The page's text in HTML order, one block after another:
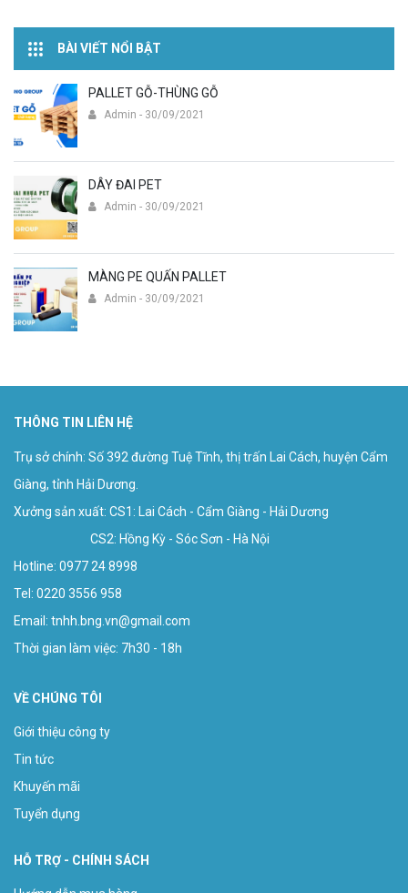
BÀI VIẾT NỔI BẬT
PALLET GỖ-THÙNG GỖ
Admin - 30/09/2021
DÂY ĐAI PET
Admin - 30/09/2021
MÀNG PE QUẤN PALLET
Admin - 30/09/2021
THÔNG TIN LIÊN HỆ
Trụ sở chính: Số 392 đường Tuệ Tĩnh, thị trấn Lai Cách, huyện Cẩm
Giàng, tỉnh Hải Dương.
Xưởng sản xuất: CS1: Lai Cách - Cẩm Giàng - Hải Dương
CS2: Hồng Kỳ - Sóc Sơn - Hà Nội
Hotline: 0977 24 8998
Tel: 0220 3556 958
Email: tnhh.bng.vn@gmail.com
Thời gian làm việc: 7h30 - 18h
VỀ CHÚNG TÔI
Giới thiệu công ty
Tin tức
Khuyến mãi
Tuyển dụng
HỖ TRỢ - CHÍNH SÁCH